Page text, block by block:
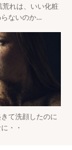
れは、いい化粧
ないのか…
きて洗顔したのに
・・